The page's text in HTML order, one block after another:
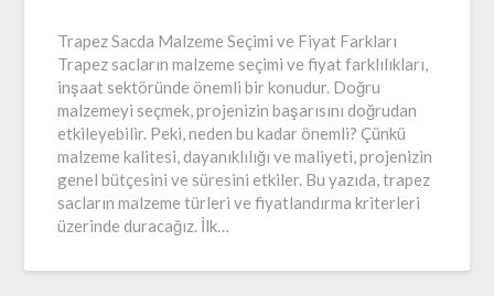
Trapez Sacda Malzeme Seçimi ve Fiyat Farkları
Trapez sacların malzeme seçimi ve fiyat farklılıkları,
inşaat sektöründe önemli bir konudur. Doğru
malzemeyi seçmek, projenizin başarısını doğrudan
etkileyebilir. Peki, neden bu kadar önemli? Çünkü
malzeme kalitesi, dayanıklılığı ve maliyeti, projenizin
genel bütçesini ve süresini etkiler. Bu yazıda, trapez
sacların malzeme türleri ve fiyatlandırma kriterleri
üzerinde duracağız. İlk…